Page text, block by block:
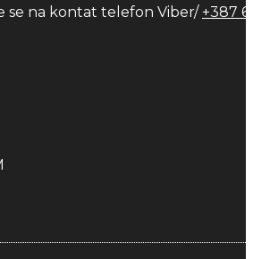
se na kontat telefon Viber/+387